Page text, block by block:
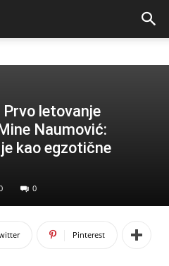
letovanje
Naumović:
kao egzotične
0
Pinterest